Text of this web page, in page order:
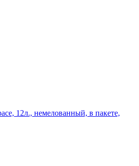
12л., немелованный, в пакете,